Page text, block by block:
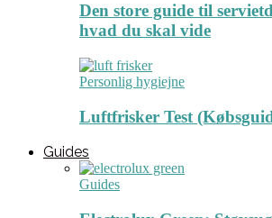
Den store guide til
hvad du skal vide
Personlig hygiejne
Luftfrisker Test
Guides
Guides